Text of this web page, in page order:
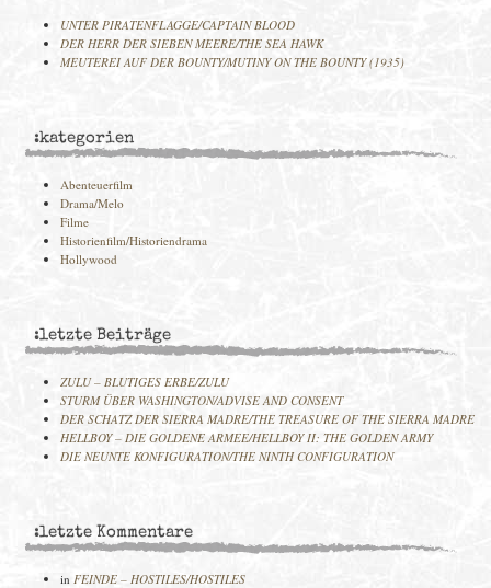
UNTER PIRATENFLAGGE/CAPTAIN BLOOD
DER HERR DER SIEBEN MEERE/THE SEA HAWK
MEUTEREI AUF DER BOUNTY/MUTINY ON THE BOUNTY (1935)
:kategorien
Abenteuerfilm
Drama/Melo
Filme
Historienfilm/Historiendrama
Hollywood
:letzte Beiträge
ZULU – BLUTIGES ERBE/ZULU
STURM ÜBER WASHINGTON/ADVISE AND CONSENT
DER SCHATZ DER SIERRA MADRE/THE TREASURE OF THE SIERRA MADRE
HELLBOY – DIE GOLDENE ARMEE/HELLBOY II: THE GOLDEN ARMY
DIE NEUNTE KONFIGURATION/THE NINTH CONFIGURATION
:letzte Kommentare
in FEINDE – HOSTILES/HOSTILES